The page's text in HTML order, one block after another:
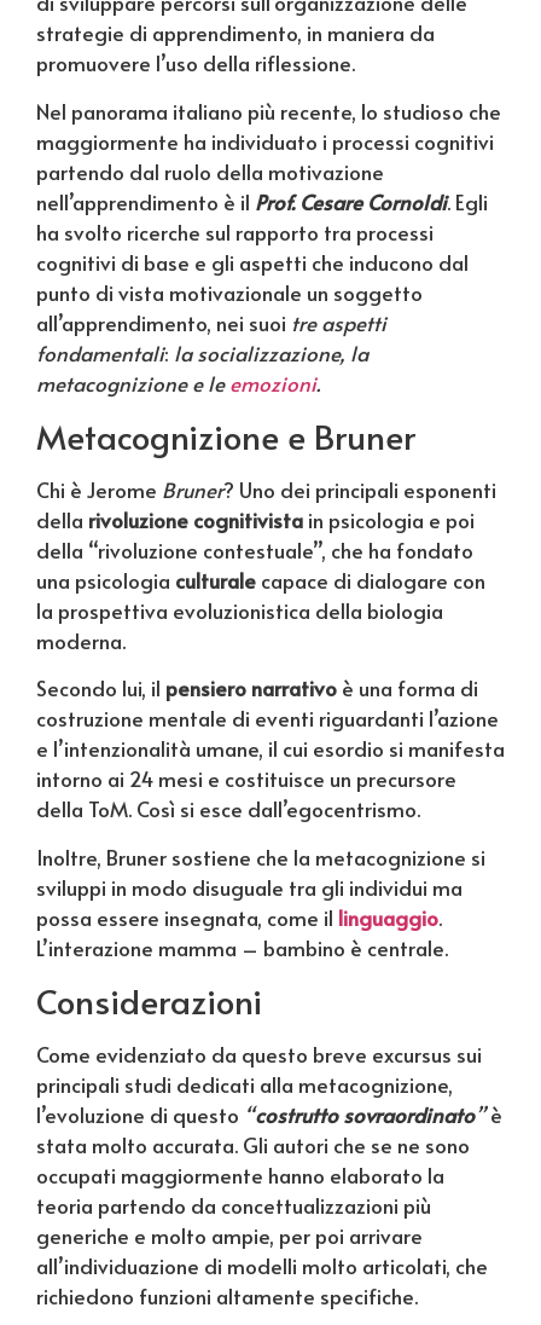
strategie di apprendimento, in maniera da
promuovere l’uso della riflessione.
Nel panorama italiano più recente, lo studioso che
maggiormente ha individuato i processi cognitivi
partendo dal ruolo della motivazione
nell’apprendimento è il Prof. Cesare Cornoldi. Egli
ha svolto ricerche sul rapporto tra processi
cognitivi di base e gli aspetti che inducono dal
punto di vista motivazionale un soggetto
all’apprendimento, nei suoi tre aspetti
fondamentali: la socializzazione, la
metacognizione e leemozioni.
Metacognizione e Bruner
Chi è Jerome Bruner? Uno dei principali esponenti
della rivoluzione cognitivista in psicologia e poi
della “rivoluzione contestuale”, che ha fondato
una psicologia culturale capace di dialogare con
la prospettiva evoluzionistica della biologia
moderna.
Secondo lui, il pensiero narrativo è una forma di
costruzione mentale di eventi riguardanti l’azione
e l’intenzionalità umane, il cui esordio si manifesta
intorno ai 24 mesi e costituisce un precursore
della ToM. Così si esce dall’egocentrismo.
Inoltre, Bruner sostiene che la metacognizione si
sviluppi in modo disuguale tra gli individui ma
possa essere insegnata, come il linguaggio.
L’interazione mamma – bambino è centrale.
Considerazioni
Come evidenziato da questo breve excursus sui
principali studi dedicati alla metacognizione,
l’evoluzione di questo “costrutto sovraordinato”è
stata molto accurata. Gli autori che se ne sono
occupati maggiormente hanno elaborato la
teoria partendo da concettualizzazioni più
generiche e molto ampie, per poi arrivare
all’individuazione di modelli molto articolati, che
richiedono funzioni altamente specifiche.